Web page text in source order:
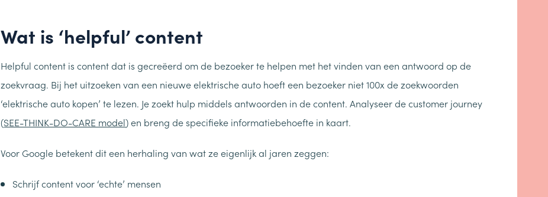
Wat is ‘helpful’ content
Helpful content is content dat is gecreëerd om de bezoeker te helpen met het vinden van een antwoord op de
zoekvraag. Bij het uitzoeken van een nieuwe elektrische auto hoeft een bezoeker niet 100x de zoekwoorden
‘elektrische auto kopen’ te lezen. Je zoekt hulp middels antwoorden in de content. Analyseer de customer journey
(SEE-THINK-DO-CARE model) en breng de specifieke informatiebehoefte in kaart.
Voor Google betekent dit een herhaling van wat ze eigenlijk al jaren zeggen:
Schrijf content voor ‘echte’ mensen